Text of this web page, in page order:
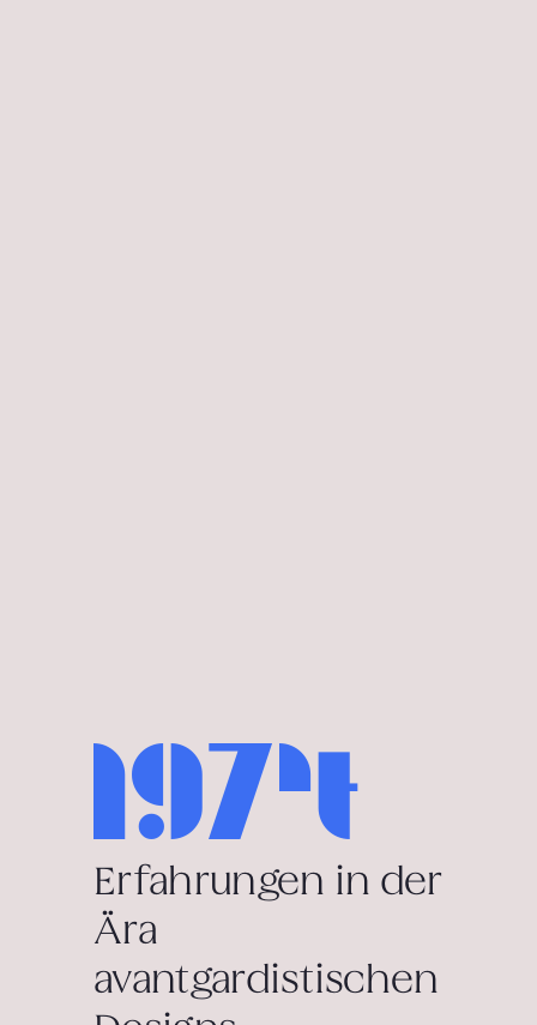
1974
2010
2024
Erfahrungen in der
Ära
avantgardistischen